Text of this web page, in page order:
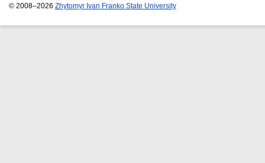
© 2008–2026 Zhytomyr Ivan Franko State University